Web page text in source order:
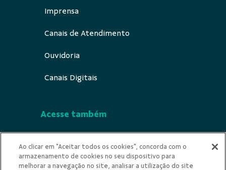
Imprensa
Canais de Atendimento
Ouvidoria
Canais Digitais
Acesse também
Indícios de Ilícitude
Ao clicar em "Aceitar todos os cookies", concorda com o
armazenamento de cookies no seu dispositivo para
melhorar a navegação no site, analisar a utilização do site